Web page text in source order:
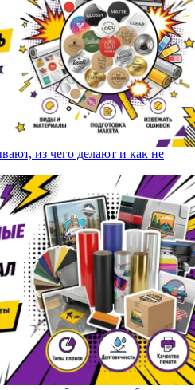
из чего делают и как не